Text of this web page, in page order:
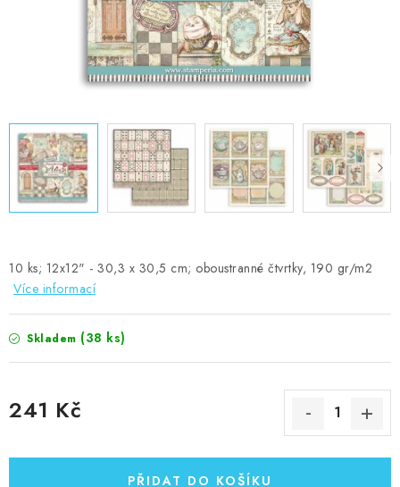
Kontakty Moje objednávka
Oblíbené ♥️
Hodnocení obchodu
Obchodní podmínky
Podmínky ochrany osobních údajů
Ověřování recenzí
10 ks; 12x12" - 30,3 x 30,5 cm; oboustranné čtvrtky, 190 gr/m2
Více informací
Skladem (38 ks)
241 Kč
PŘIDAT DO KOŠÍKU